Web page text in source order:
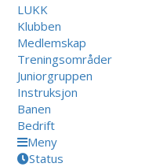
LUKK
Klubben
Medlemskap
Treningsområder
Juniorgruppen
Instruksjon
Banen
Bedrift
Meny
Status